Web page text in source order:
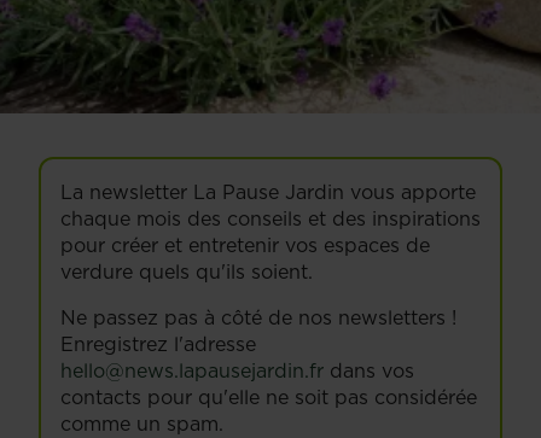
La newsletter La Pause Jardin vous apporte
chaque mois des conseils et des inspirations
pour créer et entretenir vos espaces de
verdure quels qu'ils soient.
Ne passez pas à côté de nos newsletters !
Enregistrez l'adresse
hello@news.lapausejardin.fr dans vos
contacts pour qu'elle ne soit pas considérée
comme un spam.